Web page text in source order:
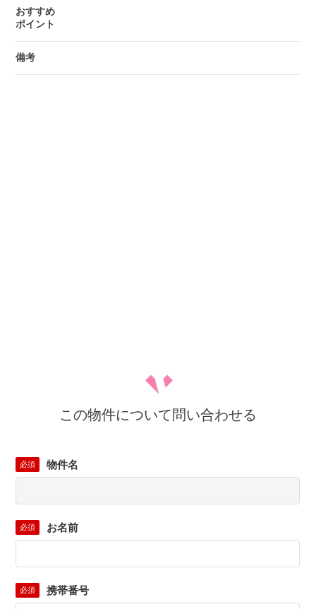
おすすめ
ポイント
備考
この物件について問い合わせる
必須 物件名
必須 お名前
必須 携帯番号